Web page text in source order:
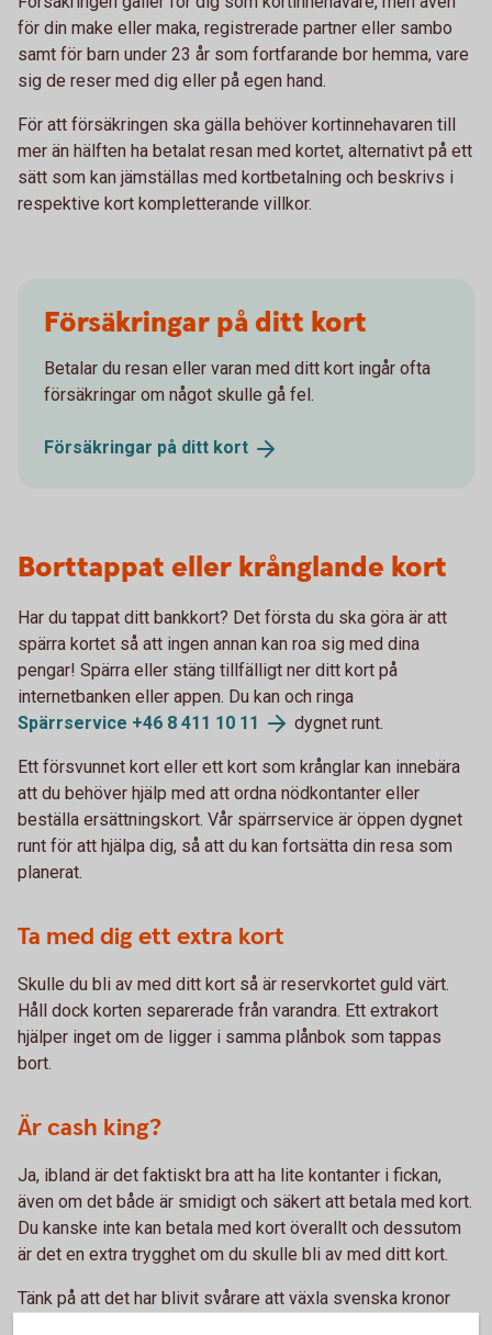
för din make eller maka, registrerade partner eller sambo
samt för barn under 23 år som fortfarande bor hemma, vare
sig de reser med dig eller på egen hand.
För att försäkringen ska gälla behöver kortinnehavaren till
mer än hälften ha betalat resan med kortet, alternativt på ett
sätt som kan jämställas med kortbetalning och beskrivs i
respektive kort kompletterande villkor.
Försäkringar på ditt kort
Betalar du resan eller varan med ditt kort ingår ofta
försäkringar om något skulle gå fel.
Försäkringar på ditt kort
Borttappat eller krånglande kort
Har du tappat ditt bankkort? Det första du ska göra är att
spärra kortet så att ingen annan kan roa sig med dina
pengar! Spärra eller stäng tillfälligt ner ditt kort på
internetbanken eller appen. Du kan och ringa
Spärrservice +46 8 411 10 11 dygnet runt.
Ett försvunnet kort eller ett kort som krånglar kan innebära
att du behöver hjälp med att ordna nödkontanter eller
beställa ersättningskort. Vår spärrservice är öppen dygnet
runt för att hjälpa dig, så att du kan fortsätta din resa som
planerat.
Ta med dig ett extra kort
Skulle du bli av med ditt kort så är reservkortet guld värt.
Håll dock korten separerade från varandra. Ett extrakort
hjälper inget om de ligger i samma plånbok som tappas
bort.
Är cash king?
Ja, ibland är det faktiskt bra att ha lite kontanter i fickan,
även om det både är smidigt och säkert att betala med kort.
Du kanske inte kan betala med kort överallt och dessutom
är det en extra trygghet om du skulle bli av med ditt kort.
Tänk på att det har blivit svårare att växla svenska kronor